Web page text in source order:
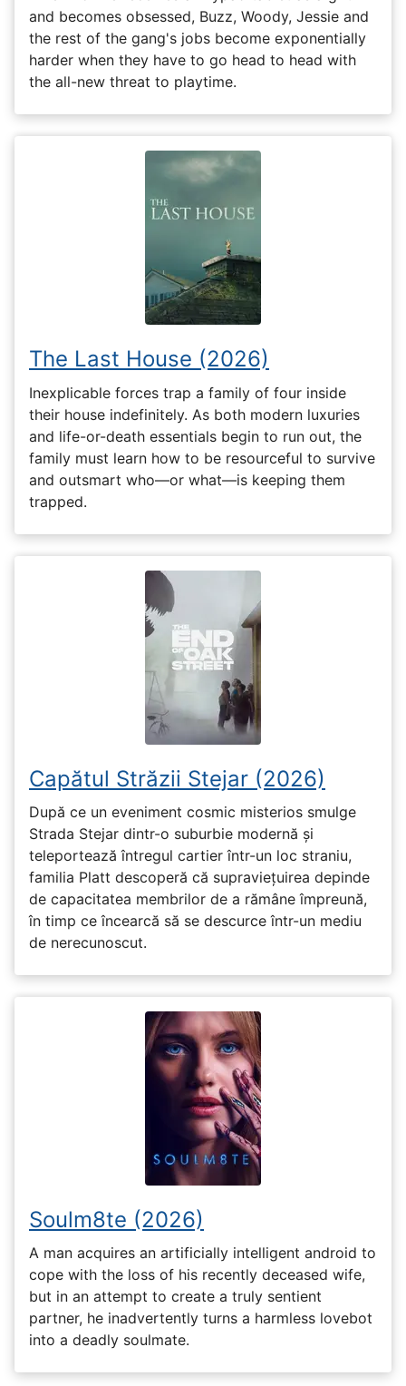
and becomes obsessed, Buzz, Woody, Jessie and
the rest of the gang's jobs become exponentially
harder when they have to go head to head with
the all-new threat to playtime.
The Last House (2026)
Inexplicable forces trap a family of four inside
their house indefinitely. As both modern luxuries
and life-or-death essentials begin to run out, the
family must learn how to be resourceful to survive
and outsmart who—or what—is keeping them
trapped.
Capătul Străzii Stejar (2026)
După ce un eveniment cosmic misterios smulge
Strada Stejar dintr-o suburbie modernă și
teleportează întregul cartier într-un loc straniu,
familia Platt descoperă că supraviețuirea depinde
de capacitatea membrilor de a rămâne împreună,
în timp ce încearcă să se descurce într-un mediu
de nerecunoscut.
Soulm8te (2026)
A man acquires an artificially intelligent android to
cope with the loss of his recently deceased wife,
but in an attempt to create a truly sentient
partner, he inadvertently turns a harmless lovebot
into a deadly soulmate.